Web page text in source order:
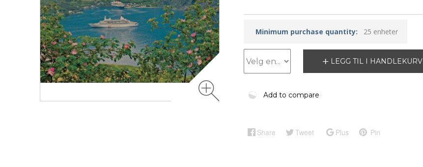
Minimum purchase quantity: 25 enheter
LEGG TIL I HANDLEKURV
Add to compare
Share Tweet Plus Pin